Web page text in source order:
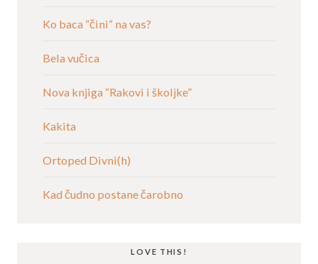
Ko baca “čini“ na vas?
Bela vučica
Nova knjiga “Rakovi i školjke”
Kakita
Ortoped Divni(h)
Kad čudno postane čarobno
LOVE THIS!